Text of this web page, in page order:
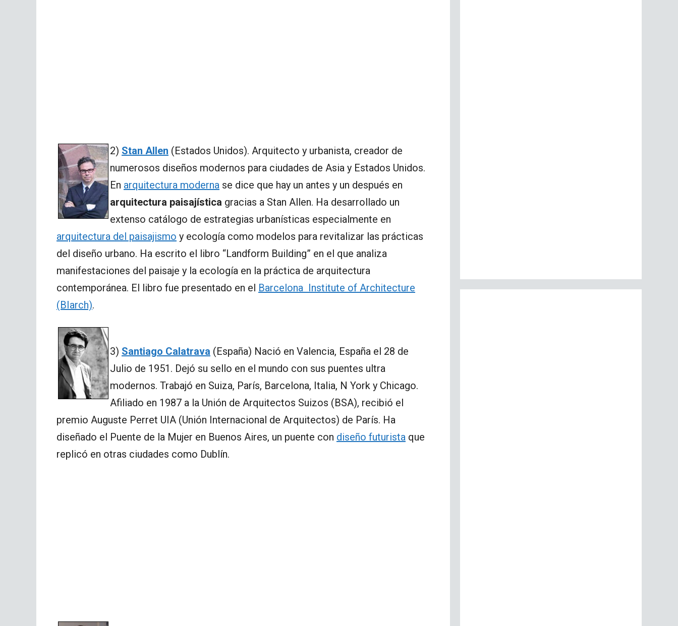
2) Stan Allen (Estados Unidos). Arquitecto y urbanista, creador de
numerosos diseños modernos para ciudades de Asia y Estados Unidos.
En arquitectura moderna se dice que hay un antes y un después en
arquitectura paisajística gracias a Stan Allen. Ha desarrollado un
extenso catálogo de estrategias urbanísticas especialmente en
arquitectura del paisajismo y ecología como modelos para revitalizar las prácticas
del diseño urbano. Ha escrito el libro “Landform Building” en el que analiza
manifestaciones del paisaje y la ecología en la práctica de arquitectura
contemporánea. El libro fue presentado en el Barcelona Institute of Architecture
(BIarch).
3) Santiago Calatrava (España) Nació en Valencia, España el 28 de
Julio de 1951. Dejó su sello en el mundo con sus puentes ultra
modernos. Trabajó en Suiza, París, Barcelona, Italia, N York y Chicago.
Afiliado en 1987 a la Unión de Arquitectos Suizos (BSA), recibió el
premio Auguste Perret UIA (Unión Internacional de Arquitectos) de París. Ha
diseñado el Puente de la Mujer en Buenos Aires, un puente con diseño futurista que
replicó en otras ciudades como Dublín.